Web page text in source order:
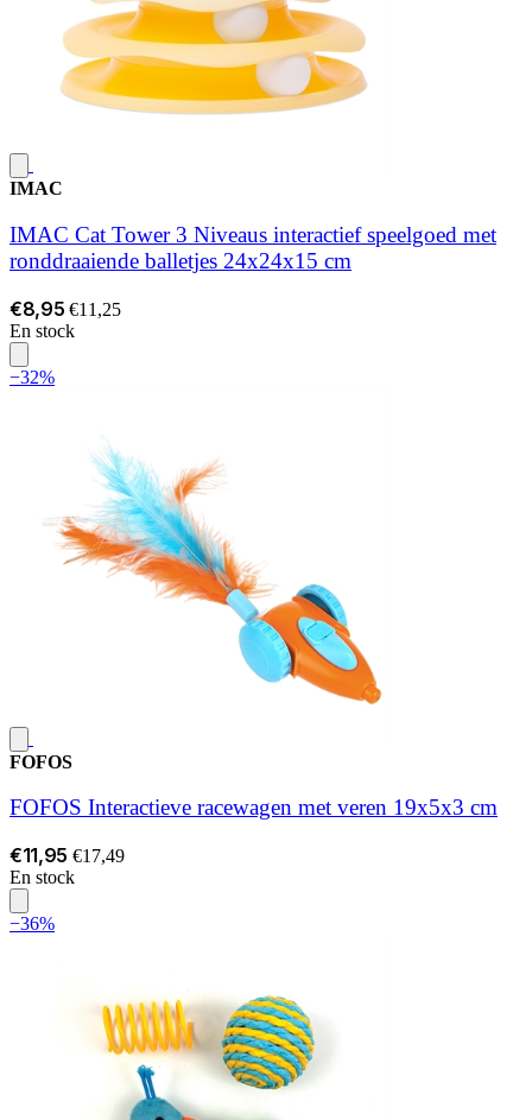
IMAC
IMAC Cat Tower 3 Niveaus interactief speelgoed met
ronddraaiende balletjes 24x24x15 cm
€8,95 €11,25
En stock
−32%
FOFOS
FOFOS Interactieve racewagen met veren 19x5x3 cm
€11,95 €17,49
En stock
−36%